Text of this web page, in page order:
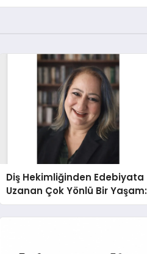
Diş Hekimliğinden Edebiyata
Uzanan Çok Yönlü Bir Yaşam:
Yeşim Şahin Yaman